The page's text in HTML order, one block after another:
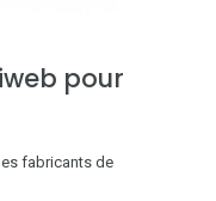
pour
fabricants de